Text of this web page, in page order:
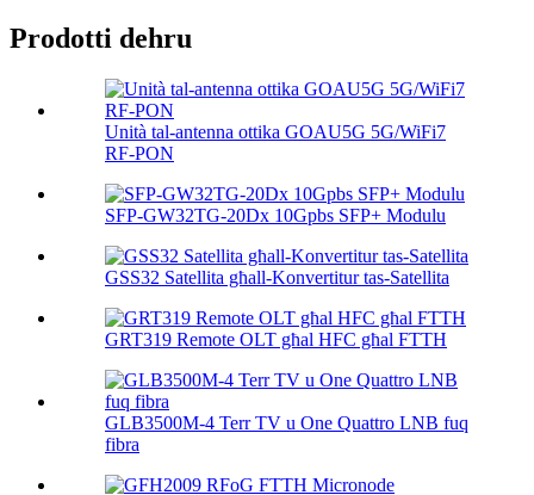
Prodotti dehru
Unità tal-antenna ottika GOAU5G 5G/WiFi7
RF-PON
SFP-GW32TG-20Dx 10Gpbs SFP+ Modulu
GSS32 Satellita għall-Konvertitur tas-Satellita
GRT319 Remote OLT għal HFC għal FTTH
GLB3500M-4 Terr TV u One Quattro LNB fuq
fibra